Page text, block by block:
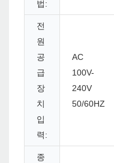
법:
전
원
공
급
장
치
입
력:
AC
100V-
240V
50/60HZ
종